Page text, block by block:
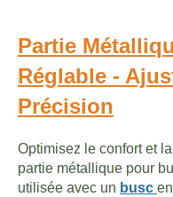
Partie
Réglable -
Précision
Optimisez le confort et
partie métallique pour
utilisée avec un busc